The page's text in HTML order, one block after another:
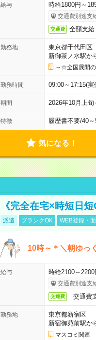
給与 時給1800円～
交通費別途支
交通費 全額支給
勤務地
東京都千代田区
新御茶ノ水駅か
～☆全国展開
勤務時間 09:00～17:15(
期間 2026年10月上
特徴 履歴書不要/40
気になる！
《完全在宅×時短日
派遣 ブランクOK WEB登録・
10時～＊＼朝ゆっ
給与 時給2100～2200
交通費別途支
交通費 交通費
勤務地
東京都新宿区
新宿御苑前駅か
マスコミ関連